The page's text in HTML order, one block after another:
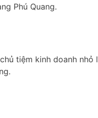
Phú Quang.
tiệm kinh doanh